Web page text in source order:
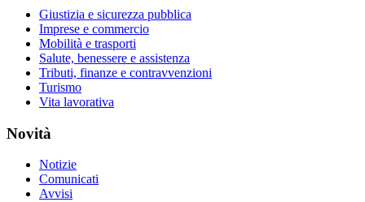
Giustizia e sicurezza pubblica
Imprese e commercio
Mobilità e trasporti
Salute, benessere e assistenza
Tributi, finanze e contravvenzioni
Turismo
Vita lavorativa
Novità
Notizie
Comunicati
Avvisi